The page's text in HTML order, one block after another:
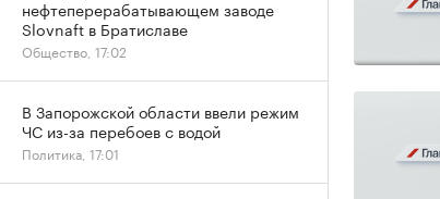
нефтеперерабатывающем заводе
Slovnaft в Братиславе
Общество, 17:02
В Запорожской области ввели режим
ЧС из-за перебоев с водой
Политика, 17:01